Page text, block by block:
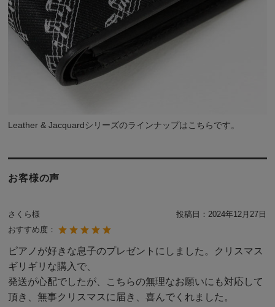
Leather & Jacquardシリーズのラインナップはこちらです。
お客様の声
さくら様 投稿日：2024年12月27日
おすすめ度：
ピアノが好きな息子のプレゼントにしました。クリスマス
ギリギリな購入で、
発送が心配でしたが、こちらの無理なお願いにも対応して
頂き、無事クリスマスに届き、喜んでくれました。